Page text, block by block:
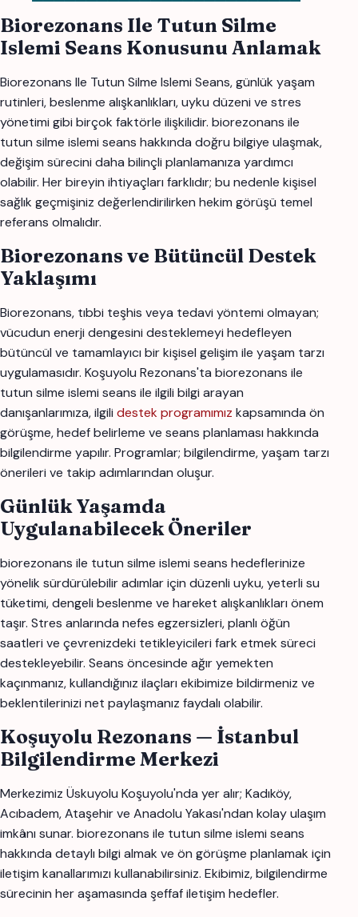
Biorezonans Ile Tutun Silme
Islemi Seans Konusunu Anlamak
Biorezonans Ile Tutun Silme Islemi Seans, günlük yaşam
rutinleri, beslenme alışkanlıkları, uyku düzeni ve stres
yönetimi gibi birçok faktörle ilişkilidir. biorezonans ile
tutun silme islemi seans hakkında doğru bilgiye ulaşmak,
değişim sürecini daha bilinçli planlamanıza yardımcı
olabilir. Her bireyin ihtiyaçları farklıdır; bu nedenle kişisel
sağlık geçmişiniz değerlendirilirken hekim görüşü temel
referans olmalıdır.
Biorezonans ve Bütüncül Destek
Yaklaşımı
Biorezonans, tıbbi teşhis veya tedavi yöntemi olmayan;
vücudun enerji dengesini desteklemeyi hedefleyen
bütüncül ve tamamlayıcı bir kişisel gelişim ile yaşam tarzı
uygulamasıdır. Koşuyolu Rezonans'ta biorezonans ile
tutun silme islemi seans ile ilgili bilgi arayan
danışanlarımıza, ilgili destek programımız kapsamında ön
görüşme, hedef belirleme ve seans planlaması hakkında
bilgilendirme yapılır. Programlar; bilgilendirme, yaşam tarzı
önerileri ve takip adımlarından oluşur.
Günlük Yaşamda
Uygulanabilecek Öneriler
biorezonans ile tutun silme islemi seans hedeflerinize
yönelik sürdürülebilir adımlar için düzenli uyku, yeterli su
tüketimi, dengeli beslenme ve hareket alışkanlıkları önem
taşır. Stres anlarında nefes egzersizleri, planlı öğün
saatleri ve çevrenizdeki tetikleyicileri fark etmek süreci
destekleyebilir. Seans öncesinde ağır yemekten
kaçınmanız, kullandığınız ilaçları ekibimize bildirmeniz ve
beklentilerinizi net paylaşmanız faydalı olabilir.
Koşuyolu Rezonans — İstanbul
Bilgilendirme Merkezi
Merkezimiz Üskuyolu Koşuyolu'nda yer alır; Kadıköy,
Acıbadem, Ataşehir ve Anadolu Yakası'ndan kolay ulaşım
imkânı sunar. biorezonans ile tutun silme islemi seans
hakkında detaylı bilgi almak ve ön görüşme planlamak için
iletişim kanallarımızı kullanabilirsiniz. Ekibimiz, bilgilendirme
sürecinin her aşamasında şeffaf iletişim hedefler.